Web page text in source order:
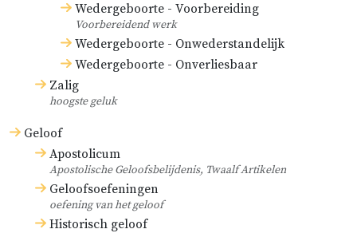
Wedergeboorte - Voorbereiding
Voorbereidend werk
Wedergeboorte - Onwederstandelijk
Wedergeboorte - Onverliesbaar
Zalig
hoogste geluk
Geloof
Apostolicum
Apostolische Geloofsbelijdenis, Twaalf Artikelen
Geloofsoefeningen
oefening van het geloof
Historisch geloof